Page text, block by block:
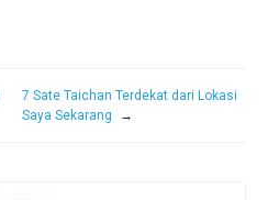
7 Sate Taichan Terdekat dari Lokasi
Saya Sekarang
→